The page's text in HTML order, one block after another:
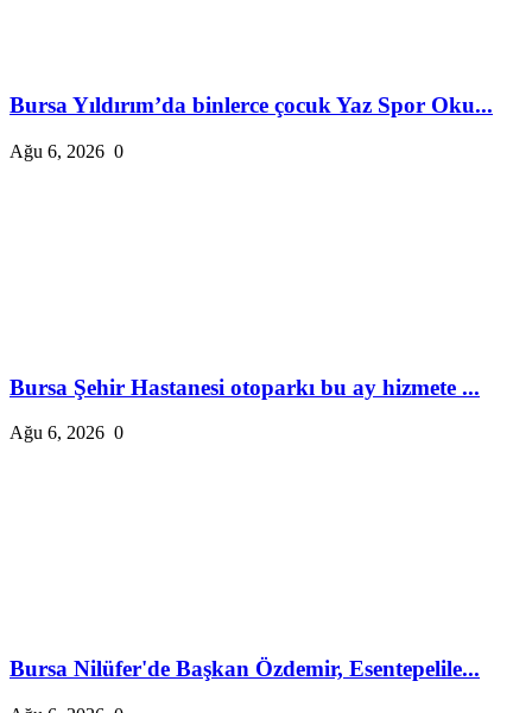
Bursa Yıldırım’da binlerce çocuk Yaz Spor Oku...
Ağu 6, 2026 0
Bursa Şehir Hastanesi otoparkı bu ay hizmete ...
Ağu 6, 2026 0
Bursa Nilüfer'de Başkan Özdemir, Esentepelile...